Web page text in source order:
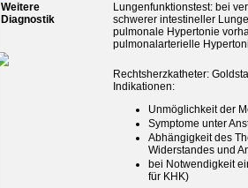
Weitere
Diagnostik
Lungenfunktionstest: bei
schwerer intestineller
pulmonale Hypertonie
pulmonalarterielle
Rechtsherzkatheter:
Indikationen:
Unmöglichkeit der
Symptome unter
Abhängigkeit des
Widerstandes und
bei Notwendigkeit
für KHK)